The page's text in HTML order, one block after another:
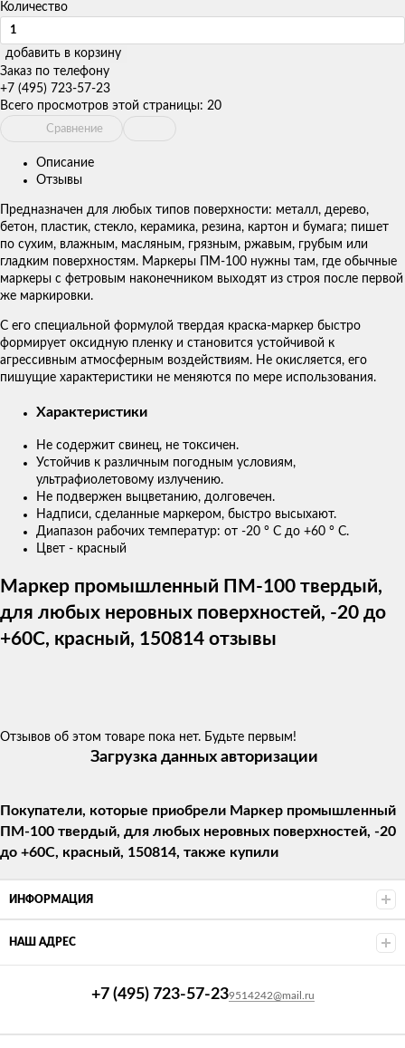
Количество
добавить в корзину
Заказ по телефону
+7 (495) 723-57-23
Всего просмотров этой страницы: 20
Сравнение
Описание
Отзывы
Предназначен для любых типов поверхности: металл, дерево,
бетон, пластик, стекло, керамика, резина, картон и бумага; пишет
по сухим, влажным, масляным, грязным, ржавым, грубым или
гладким поверхностям. Маркеры ПМ-100 нужны там, где обычные
маркеры с фетровым наконечником выходят из строя после первой
же маркировки.
С его специальной формулой твердая краска-маркер быстро
формирует оксидную пленку и становится устойчивой к
агрессивным атмосферным воздействиям. Не окисляется, его
пишущие характеристики не меняются по мере использования.
Характеристики
Не содержит свинец, не токсичен.
Устойчив к различным погодным условиям,
ультрафиолетовому излучению.
Не подвержен выцветанию, долговечен.
Надписи, сделанные маркером, быстро высыхают.
Диапазон рабочих температур: от -20 ° C до +60 ° C.
Цвет - красный
Маркер промышленный ПМ-100 твердый,
для любых неровных поверхностей, -20 до
+60С, красный, 150814 отзывы
Отзывов об этом товаре пока нет. Будьте первым!
Загрузка данных авторизации
Покупатели, которые приобрели Маркер промышленный
ПМ-100 твердый, для любых неровных поверхностей, -20
до +60С, красный, 150814, также купили
ИНФОРМАЦИЯ
НАШ АДРЕС
+7 (495) 723-57-239514242@mail.ru